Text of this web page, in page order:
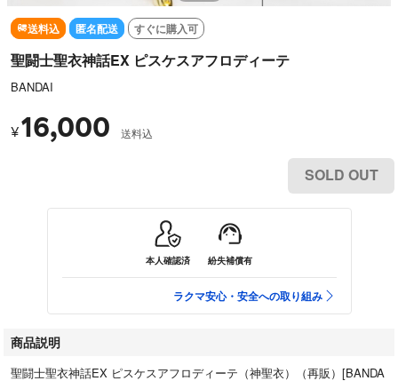
送料込 匿名配送 すぐに購入可
聖闘士聖衣神話EX ピスケスアフロディーテ
BANDAI
¥16,000 送料込
SOLD OUT
本人確認済 紛失補償有
ラクマ安心・安全への取り組み
商品説明
聖闘士聖衣神話EX ピスケスアフロディーテ（神聖衣）（再販）[BANDA